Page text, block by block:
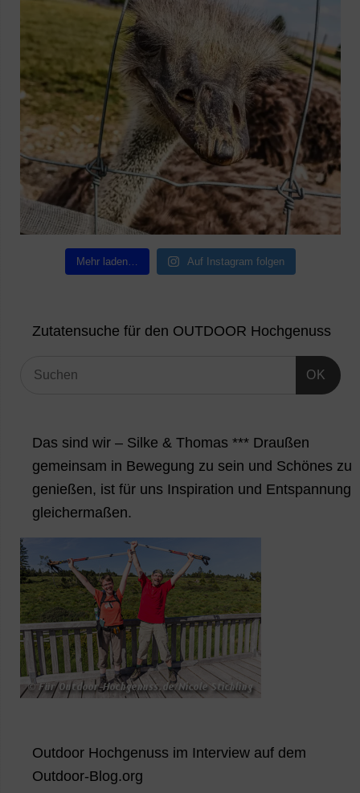
Mehr laden… Auf Instagram folgen
Zutatensuche für den OUTDOOR Hochgenuss
OK
Das sind wir – Silke & Thomas *** Draußen
gemeinsam in Bewegung zu sein und Schönes zu
genießen, ist für uns Inspiration und Entspannung
gleichermaßen.
Outdoor Hochgenuss im Interview auf dem
Outdoor-Blog.org